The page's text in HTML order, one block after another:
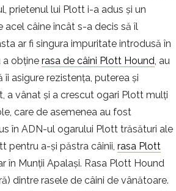
prietenul lui Plott i-a adus și un
câine încât s-a decis să îl
ar fi singura impuritate introdusă în
a obține rasa de câini Plott Hound, au
asigure rezistența, puterea și
a vânat și a crescut ogari Plott mulți
care de asemenea au fost
în ADN-ul ogarului Plott trăsături ale
pentru a-și păstra câinii, rasa Plott
în Munții Apalași. Rasa Plott Hound
dintre rasele de câini de vânătoare.